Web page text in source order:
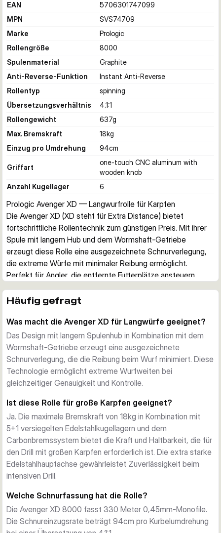
EAN
5706301747099
MPN
SVS74709
Marke
Prologic
Rollengröße
8000
Spulenmaterial
Graphite
Anti-Reverse-Funktion
Instant Anti-Reverse
Rollentyp
spinning
Übersetzungsverhältnis
4.1:1
Rollengewicht
637g
Max. Bremskraft
18kg
Einzug pro Umdrehung
94cm
Griffart
one-touch CNC aluminum with
wooden knob
Anzahl Kugellager
6
Prologic Avenger XD — Langwurfrolle für Karpfen
Die Avenger XD (XD steht für Extra Distance) bietet
fortschrittliche Rollentechnik zum günstigen Preis. Mit ihrer
Spule mit langem Hub und dem Wormshaft-Getriebe
erzeugt diese Rolle eine ausgezeichnete Schnurverlegung,
die extreme Würfe mit minimaler Reibung ermöglicht.
Perfekt für Angler, die entfernte Futterplätze ansteuern
Robuste Konstruktion
Edelstahlhauptachse, 5+1 versiegelten Edelstahlkugellagern
und einem Carbonbremssystem, das enorme Kraftreserven
beim Drill mit großen Karpfen bietet. Das Graphitgehäuse
und der Rotor halten das Gewicht niedrig und bewahren
gleichzeitig die Stabilität.
Hochwertige Ausstattung
Die one-touch CNC-Kurbel mit Holzknauf bietet
komfortable Kurbelwirkung, und die Graphit-Ersatzspule
ermöglicht schnelle Rollenwechsel. Das Wormshaft-
Getriebe sorgt für präzise Schnurverlegung und lange,
präzise Würfe.
Spezifikationen
Mit 4,1:1 Übersetzung und 18kg Maximalbremskraft bewältigt
Karpfenangeln. Die Rolle fasst 330m 0,45mm-Schnur und
hat einen Schnureinzug von 94cm pro Kurbelumdrehung.
Häufig gefragt
Was macht die Avenger XD für Langwürfe geeignet?
Das Design mit langem Spulenhub in Kombination mit dem
Wormshaft-Getriebe erzeugt eine ausgezeichnete
Schnurverlegung, die die Reibung beim Wurf minimiert. Diese
Technologie ermöglicht extreme Wurfweiten bei
gleichzeitiger Genauigkeit und Kontrolle.
Ist diese Rolle für große Karpfen geeignet?
Ja. Die maximale Bremskraft von 18kg in Kombination mit
5+1 versiegelten Edelstahlkugellagern und dem
Carbonbremssystem bietet die Kraft und Haltbarkeit, die für
den Drill mit großen Karpfen erforderlich ist. Die extra starke
Edelstahlhauptachse gewährleistet Zuverlässigkeit beim
intensiven Drill.
Welche Schnurfassung hat die Rolle?
Die Avenger XD 8000 fasst 330 Meter 0,45mm-Monofile.
Die Schnureinzugsrate beträgt 94cm pro Kurbelumdrehung